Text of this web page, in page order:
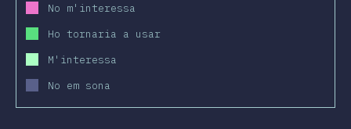
No m'interessa
Ho tornaria a usar
M'interessa
No em sona